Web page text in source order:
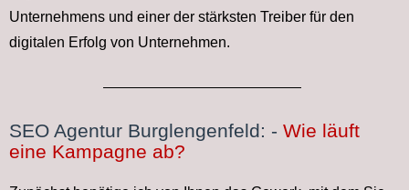
Unternehmens und einer der stärksten Treiber für den
digitalen Erfolg von Unternehmen.
SEO Agentur Burglengenfeld: - Wie läuft
eine Kampagne ab?